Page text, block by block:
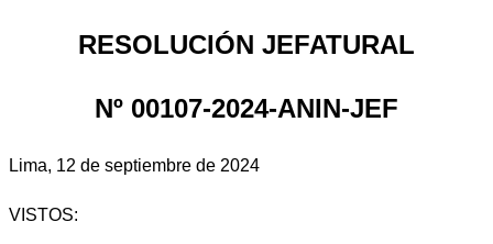
RESOLUCIÓN JEFATURAL
Nº 00107-2024-ANIN-JEF
Lima, 12 de septiembre de 2024
VISTOS: